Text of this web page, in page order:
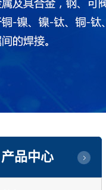
产品中心